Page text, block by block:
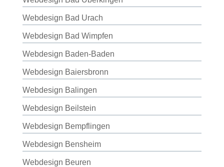
Webdesign Bad Urach
Webdesign Bad Wimpfen
Webdesign Baden-Baden
Webdesign Baiersbronn
Webdesign Balingen
Webdesign Beilstein
Webdesign Bempflingen
Webdesign Bensheim
Webdesign Beuren